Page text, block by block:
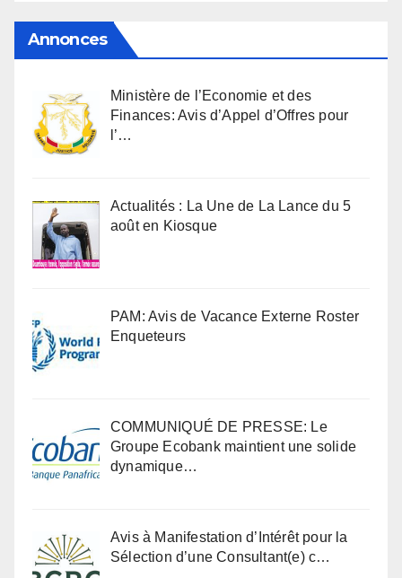
Annonces
Ministère de l’Economie et des
Finances: Avis d’Appel d’Offres pour
l’…
Actualités : La Une de La Lance du 5
août en Kiosque
PAM: Avis de Vacance Externe Roster
Enqueteurs
COMMUNIQUÉ DE PRESSE: Le
Groupe Ecobank maintient une solide
dynamique…
Avis à Manifestation d’Intérêt pour la
Sélection d’une Consultant(e) c…